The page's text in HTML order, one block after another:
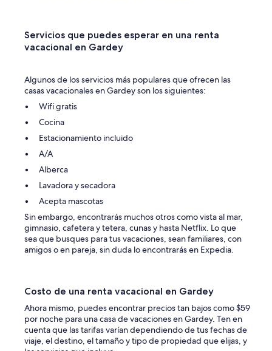
Servicios que puedes esperar en una renta
vacacional en Gardey
Algunos de los servicios más populares que ofrecen las
casas vacacionales en Gardey son los siguientes:
Wifi gratis
Cocina
Estacionamiento incluido
A/A
Alberca
Lavadora y secadora
Acepta mascotas
Sin embargo, encontrarás muchos otros como vista al mar,
gimnasio, cafetera y tetera, cunas y hasta Netflix. Lo que
sea que busques para tus vacaciones, sean familiares, con
amigos o en pareja, sin duda lo encontrarás en Expedia.
Costo de una renta vacacional en Gardey
Ahora mismo, puedes encontrar precios tan bajos como $59
por noche para una casa de vacaciones en Gardey. Ten en
cuenta que las tarifas varían dependiendo de tus fechas de
viaje, el destino, el tamaño y tipo de propiedad que elijas, y